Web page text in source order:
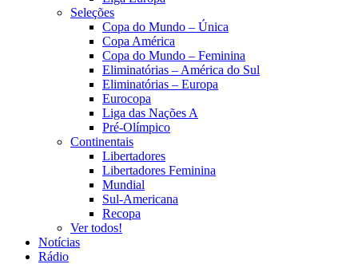
Seleções
Copa do Mundo – Única
Copa América
Copa do Mundo – Feminina
Eliminatórias – América do Sul
Eliminatórias – Europa
Eurocopa
Liga das Nações A
Pré-Olímpico
Continentais
Libertadores
Libertadores Feminina
Mundial
Sul-Americana
Recopa
Ver todos!
Notícias
Rádio